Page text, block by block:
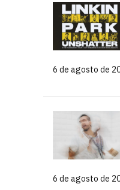
6 de agosto de
6 de agosto de